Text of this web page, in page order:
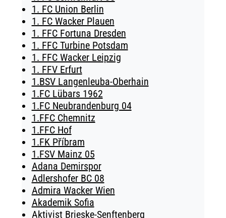
1. FC Union Berlin
1. FC Wacker Plauen
1. FFC Fortuna Dresden
1. FFC Turbine Potsdam
1. FFC Wacker Leipzig
1. FFV Erfurt
1.BSV Langenleuba-Oberhain
1.FC Lübars 1962
1.FC Neubrandenburg 04
1.FFC Chemnitz
1.FFC Hof
1.FK Příbram
1.FSV Mainz 05
Adana Demirspor
Adlershofer BC 08
Admira Wacker Wien
Akademik Sofia
Aktivist Brieske-Senftenberg